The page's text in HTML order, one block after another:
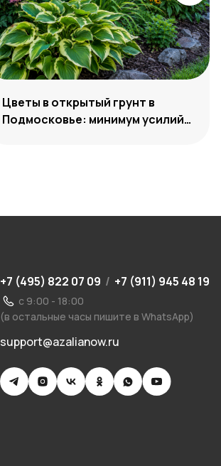
Цветы в открытый грунт в
Подмосковье: минимум усилий,
+7 (495) 822 07 09 / +7 (911) 945 48 19
с 9:00 - 18:00
(в остальные часы пишите в WhatsApp)
support@azalianow.ru